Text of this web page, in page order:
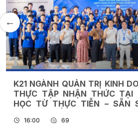
K21 NGÀNH QUẢN TRỊ KINH
THỰC TẬP NHẬN THỨC TẠI
HỌC TỪ THỰC TIỄN – SẴN
16:00 69